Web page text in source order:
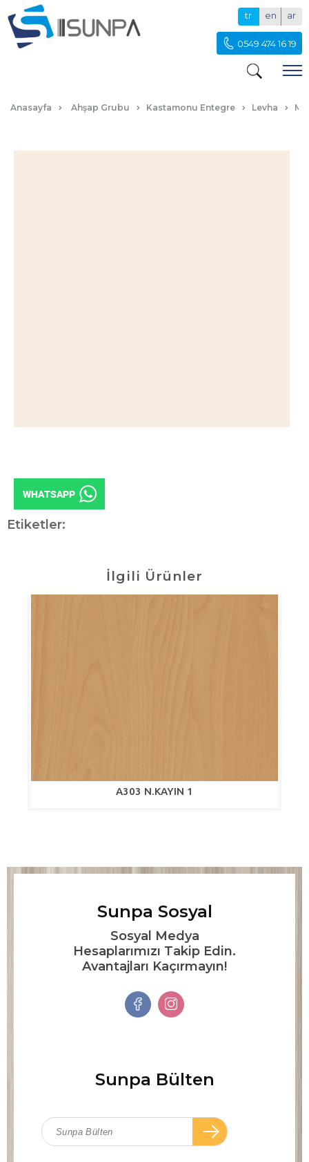
tr en ar
0549 474 16 19
Anasayfa Ahşap Grubu Kastamonu Entegre Levha
Etiketler:
İlgili Ürünler
A303 N.KAYIN 1
Sunpa Sosyal
Sosyal Medya
Hesaplarımızı Takip Edin.
Avantajları Kaçırmayın!
Sunpa Bülten